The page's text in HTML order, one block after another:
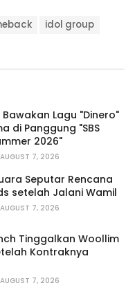
idol group
Bawakan Lagu "Dinero"
di Panggung "SBS
2026"
AUGUST 7, 2026
Seputar Rencana
setelah Jalani Wamil
AUGUST 7, 2026
Tinggalkan Woollim
Kontraknya
AUGUST 7, 2026